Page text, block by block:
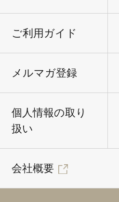
ご利用ガイド
メルマガ登録
個人情報の取り
扱い
会社概要